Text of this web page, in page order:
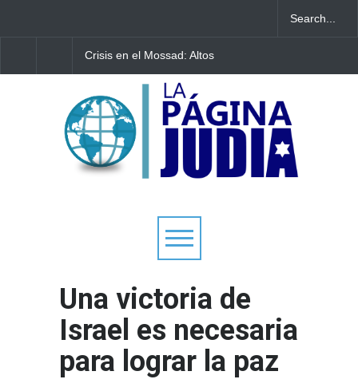
Crisis en el Mossad: Altos
contra el director Roman
Gofman por la
reorganización de Irán
víctimas de un ataque
creciente hostilidad en
Europa
Una victoria de
Israel es necesaria
para lograr la paz